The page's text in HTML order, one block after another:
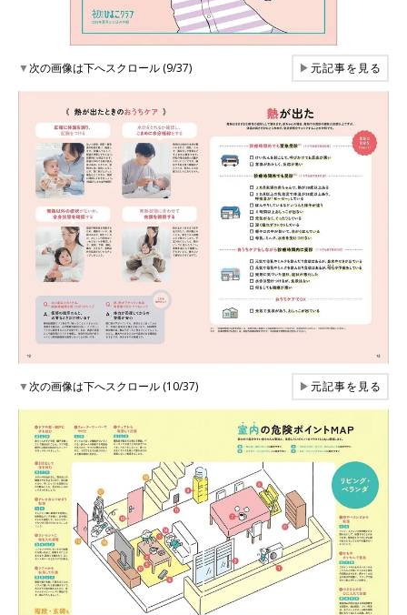
▼次の画像は下へスクロール (9/37) ▶元記事を見る
▼次の画像は下へスクロール (10/37) ▶元記事を見る